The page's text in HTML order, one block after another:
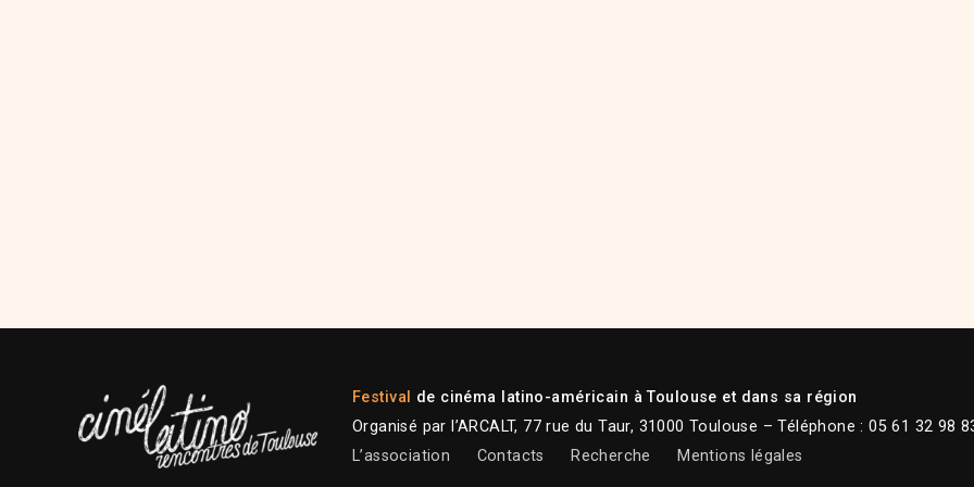
Festival de cinéma latino-américain à Toulouse et dans sa région
Organisé par l’ARCALT, 77 rue du Taur, 31000 Toulouse – Téléphone : 05 61 32 98
L’association
Contacts Recherche Mentions légales